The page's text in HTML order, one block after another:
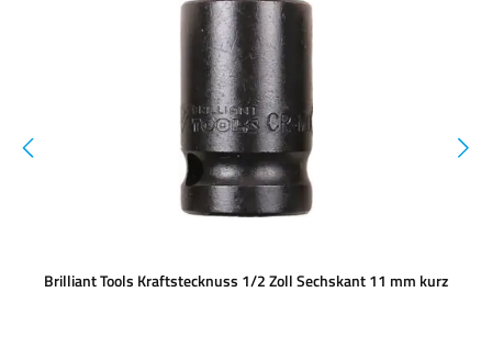
Brilliant Tools Kraftstecknuss 1/2 Zoll Sechskant 11 mm kurz